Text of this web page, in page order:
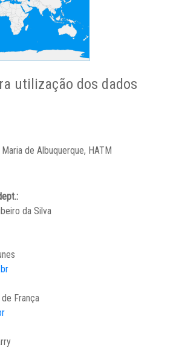
utilização dos dados
de Albuquerque, HATM
da Silva
França